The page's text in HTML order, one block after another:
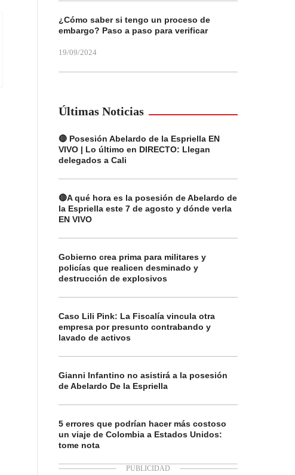
¿Cómo saber si tengo un proceso de
embargo? Paso a paso para verificar
19/09/2024
Últimas Noticias
🔴 Posesión Abelardo de la Espriella EN
VIVO | Lo último en DIRECTO: Llegan
delegados a Cali
🔴A qué hora es la posesión de Abelardo de
la Espriella este 7 de agosto y dónde verla
EN VIVO
Gobierno crea prima para militares y
policías que realicen desminado y
destrucción de explosivos
Caso Lili Pink: La Fiscalía vincula otra
empresa por presunto contrabando y
lavado de activos
Gianni Infantino no asistirá a la posesión
de Abelardo De la Espriella
5 errores que podrían hacer más costoso
un viaje de Colombia a Estados Unidos:
tome nota